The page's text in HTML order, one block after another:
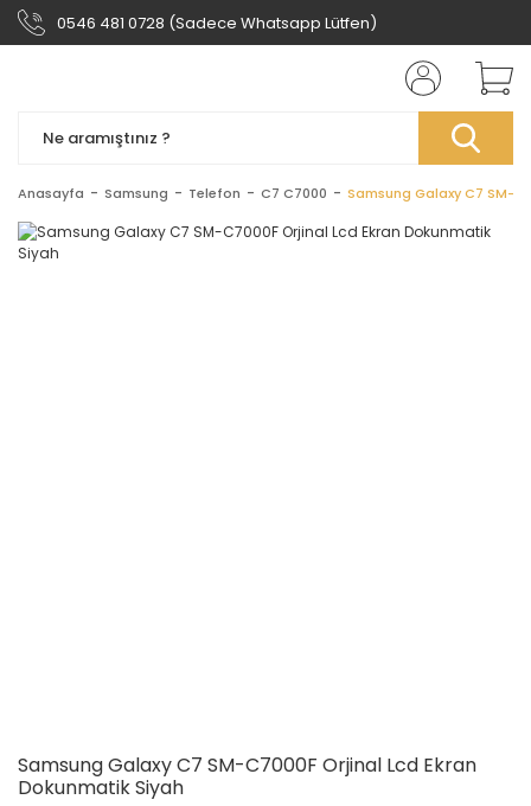
0546 481 0728 (Sadece Whatsapp Lütfen)
Anasayfa Samsung Telefon C7 C7000 Samsung Galaxy C7 SM-
Samsung Galaxy C7 SM-C7000F Orjinal Lcd Ekran
Dokunmatik Siyah